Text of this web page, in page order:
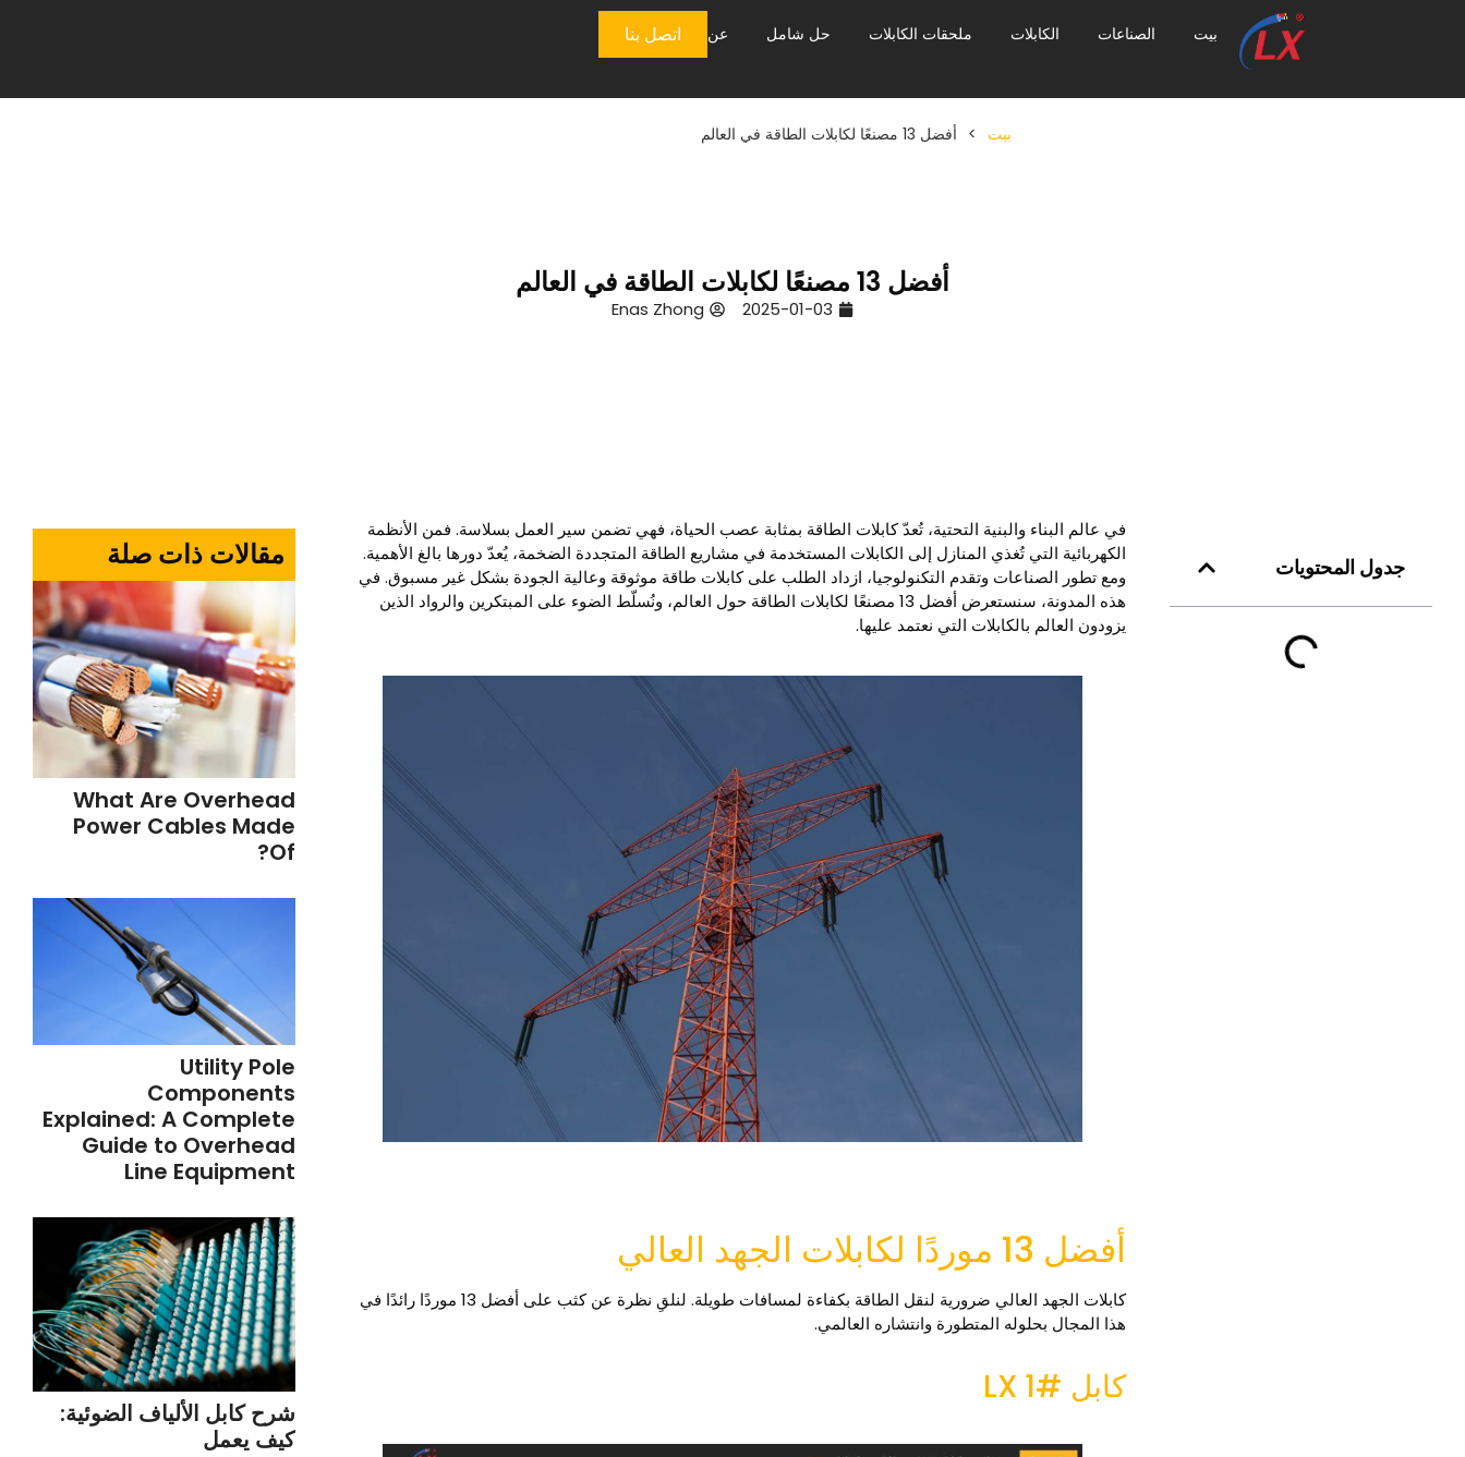
بيت الصناعات الكابلات ملحقات الكابلات حل شامل عن اتصل بنا
بيت > أفضل 13 مصنعًا لكابلات الطاقة في العالم
أفضل 13 مصنعًا لكابلات الطاقة في العالم
2025-01-03
Enas Zhong
جدول المحتويات
في عالم البناء والبنية التحتية، تُعدّ كابلات الطاقة بمثابة عصب الحياة، فهي تضمن سير العمل بسلاسة. فمن الأنظمة
الكهربائية التي تُغذي المنازل إلى الكابلات المستخدمة في مشاريع الطاقة المتجددة الضخمة، يُعدّ دورها بالغ الأهمية.
ومع تطور الصناعات وتقدم التكنولوجيا، ازداد الطلب على كابلات طاقة موثوقة وعالية الجودة بشكل غير مسبوق. في
هذه المدونة، سنستعرض أفضل 13 مصنعًا لكابلات الطاقة حول العالم، ونُسلّط الضوء على المبتكرين والرواد الذين
يزودون العالم بالكابلات التي نعتمد عليها.
أفضل 13 موردًا لكابلات الجهد العالي
كابلات الجهد العالي ضرورية لنقل الطاقة بكفاءة لمسافات طويلة. لنلقِ نظرة عن كثب على أفضل 13 موردًا رائدًا في
هذا المجال بحلوله المتطورة وانتشاره العالمي.
كابل #1 LX
مقالات ذات صلة
What Are Overhead
Power Cables Made
Of?
Utility Pole
Components
Explained: A Complete
Guide to Overhead
Line Equipment
شرح كابل الألياف الضوئية:
كيف يعمل